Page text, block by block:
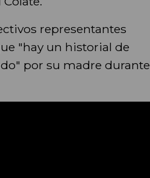
representantes
"hay un historial de
por su madre durante